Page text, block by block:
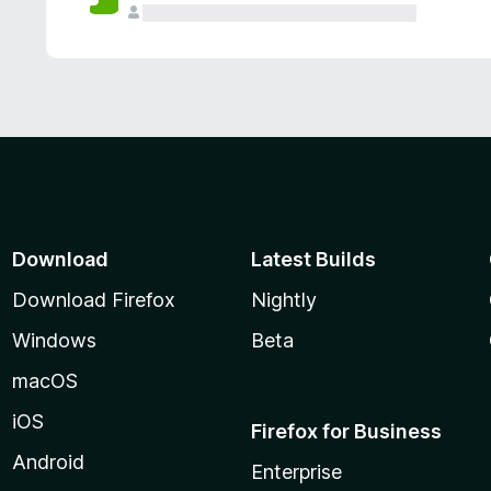
Download
Download Firefox
Windows
macOS
iOS
Android
Latest Builds
Nightly
Beta
Firefox for Business
Enterprise